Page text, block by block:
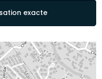
exacte